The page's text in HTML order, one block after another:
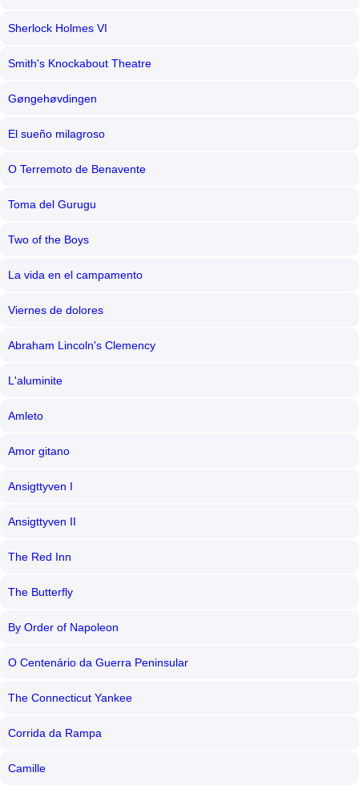
Sherlock Holmes VI
Smith's Knockabout Theatre
Gøngehøvdingen
El sueño milagroso
O Terremoto de Benavente
Toma del Gurugu
Two of the Boys
La vida en el campamento
Viernes de dolores
Abraham Lincoln's Clemency
L'aluminite
Amleto
Amor gitano
Ansigttyven I
Ansigttyven II
The Red Inn
The Butterfly
By Order of Napoleon
O Centenário da Guerra Peninsular
The Connecticut Yankee
Corrida da Rampa
Camille